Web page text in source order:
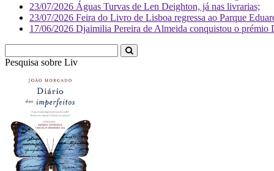
23/07/2026 Águas Turvas de Len Deighton, já nas livrarias;
23/07/2026 Feira do Livro de Lisboa regressa ao Parque
17/06/2026 Djaimilia Pereira de Almeida conquistou o
Pesquisa sobre Literatura